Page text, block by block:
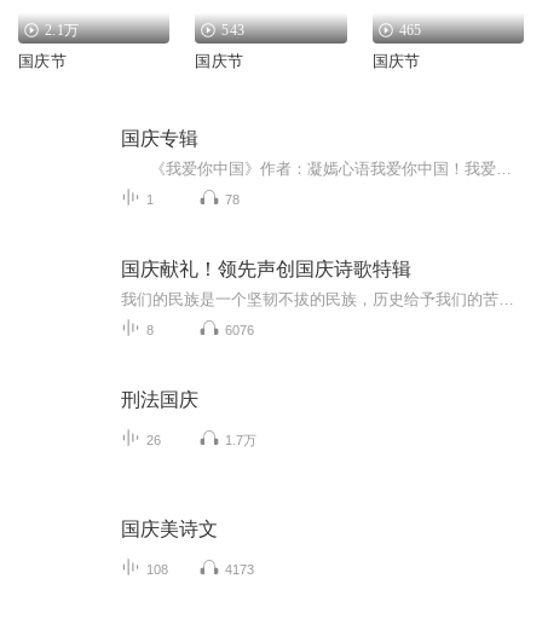
2.1万
国庆节
543
国庆节
465
国庆节
国庆专辑
1 78
国庆献礼！领先声创国庆诗歌特辑
8 6076
刑法国庆
26 1.7万
国庆美诗文
108 4173